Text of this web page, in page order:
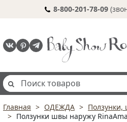
8-800-201-78-09
Главная ОДЕЖДА
Ползунки швы наружу